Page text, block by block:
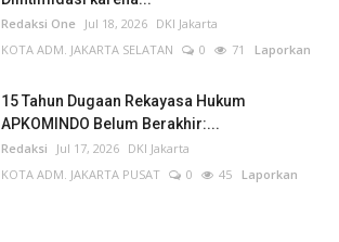
Redaksi One Jul 18, 2026 DKI Jakarta
KOTA ADM. JAKARTA SELATAN
0 71 Laporkan
15 Tahun Dugaan Rekayasa Hukum
APKOMINDO Belum Berakhir:...
Redaksi Jul 17, 2026 DKI Jakarta
KOTA ADM. JAKARTA PUSAT
0 45 Laporkan